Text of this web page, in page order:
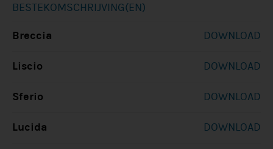
BESTEKOMSCHRIJVING(EN)
Breccia DOWNLOAD
Liscio DOWNLOAD
Sferio DOWNLOAD
Lucida DOWNLOAD